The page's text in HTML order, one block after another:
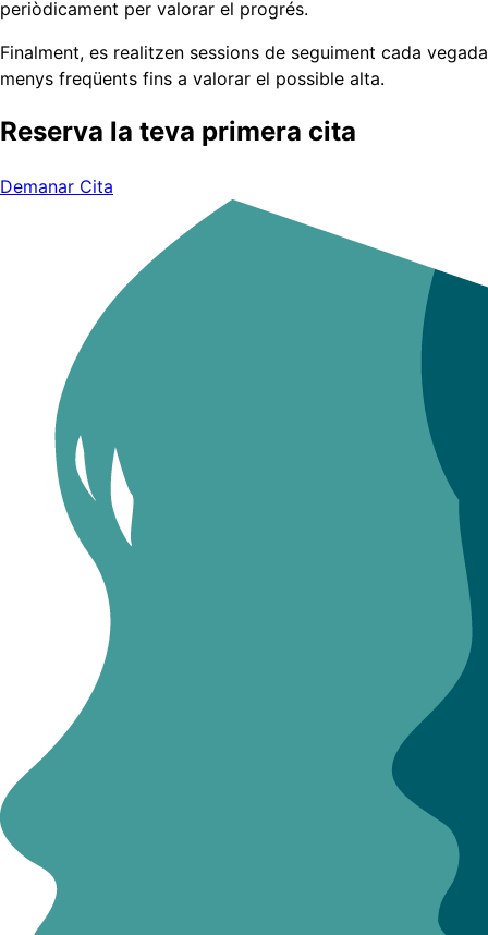
periòdicament per valorar el progrés.
Finalment, es realitzen sessions de seguiment cada vegada
menys freqüents fins a valorar el possible alta.
Reserva la teva primera cita
Demanar Cita